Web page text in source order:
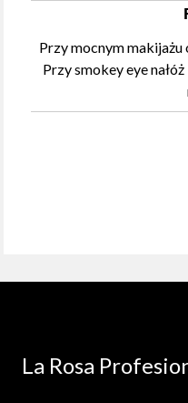
Przy mocnym
Przy smokey eye
La Rosa